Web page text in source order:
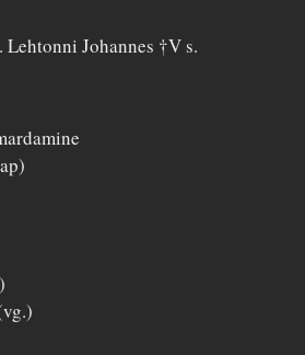
Lehtonni Johannes †V s.